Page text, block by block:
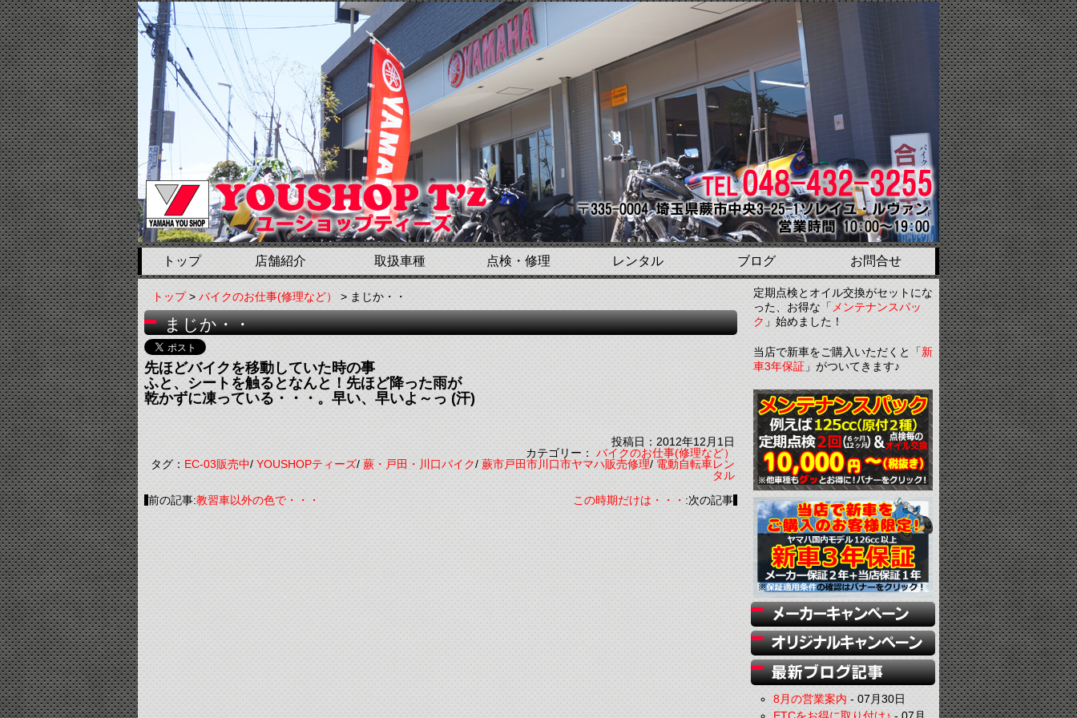
トップ 店舗紹介 取扱車種 点検・修理 レンタル ブログ お問合せ
トップ>バイクのお仕事(修理など）> まじか・・
まじか・・
先ほどバイクを移動していた時の事
ふと、シートを触るとなんと！先ほど降った雨が
乾かずに凍っている・・・。早い、早いよ～っ (汗)
投稿日：2012年12月1日
カテゴリー：バイクのお仕事(修理など）
タグ：EC-03販売中/YOUSHOPティーズ/蕨・戸田・川口バイク/蕨市戸田市川口市ヤマハ販売修理/電動自転車レン
タル
前の記事:教習車以外の色で・・・ この時期だけは・・・:次の記事
定期点検とオイル交換がセットにな
った、お得な「 メンテナンスパッ
ク」始めました！
当店で新車をご購入いただくと「新
車3年保証」がついてきます♪
8月の営業案内-07月30日